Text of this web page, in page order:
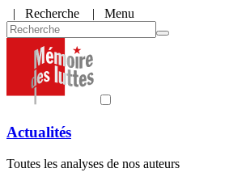
| Recherche | Menu
Actualités
Toutes les analyses de nos auteurs